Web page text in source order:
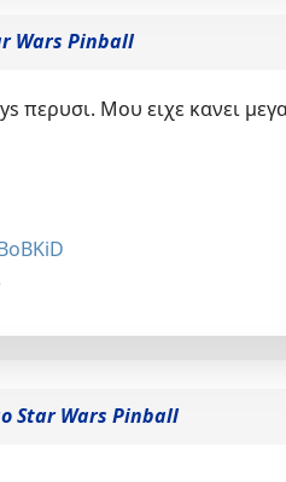
Wars Pinball
περυσι. Μου ειχε κανει
Star Wars Pinball